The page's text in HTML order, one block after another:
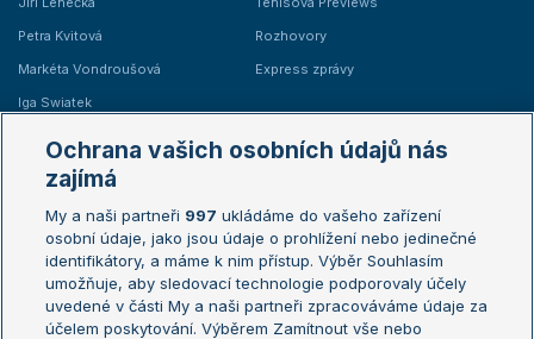
Petra Kvitová
Markéta Vondroušová
Iga Swiatek
Rozhovory
Express zprávy
Žebříčky
Žebříček ATP (muži)
Žebříček WTA (ženy)
Sázkařský žebříček
Australian Open
French Open
Wimbledon
US Open
Ochrana vašich osobních údajů nás
zajímá
My a naši partneři 997 ukládáme do vašeho zařízení
osobní údaje, jako jsou údaje o prohlížení nebo jedinečné
identifikátory, a máme k nim přístup. Výběr Souhlasím
umožňuje, aby sledovací technologie podporovaly účely
uvedené v části My a naši partneři zpracováváme údaje za
účelem poskytování. Výběrem Zamítnout vše nebo